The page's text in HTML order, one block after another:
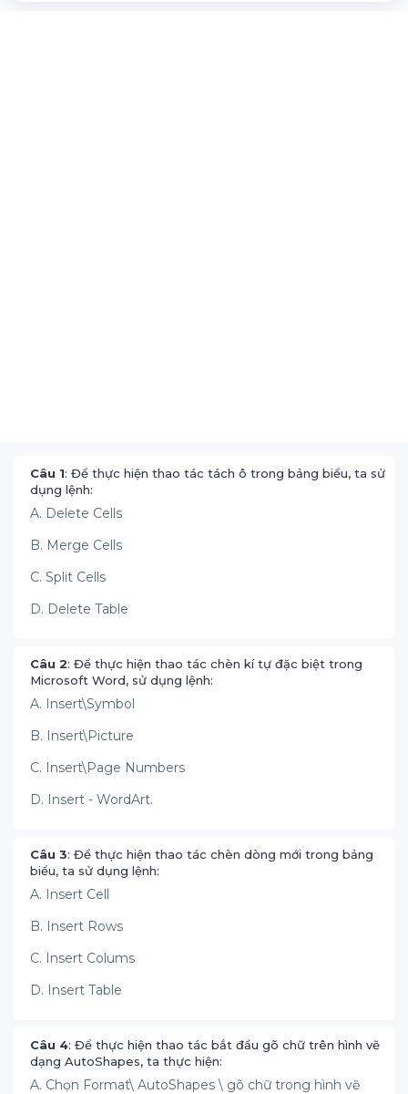
Câu 1: Để thực hiện thao tác tách ô trong bảng biểu, ta sử
dụng lệnh:
A. Delete Cells
B. Merge Cells
C. Split Cells
D. Delete Table
Câu 2: Để thực hiện thao tác chèn kí tự đặc biệt trong
Microsoft Word, sử dụng lệnh:
A. Insert\Symbol
B. Insert\Picture
C. Insert\Page Numbers
D. Insert - WordArt.
Câu 3: Để thực hiện thao tác chèn dòng mới trong bảng
biểu, ta sử dụng lệnh:
A. Insert Cell
B. Insert Rows
C. Insert Colums
D. Insert Table
Câu 4: Để thực hiện thao tác bắt đầu gõ chữ trên hình vẽ
dạng AutoShapes, ta thực hiện:
A. Chọn Format\ AutoShapes \ gõ chữ trong hình vẽ